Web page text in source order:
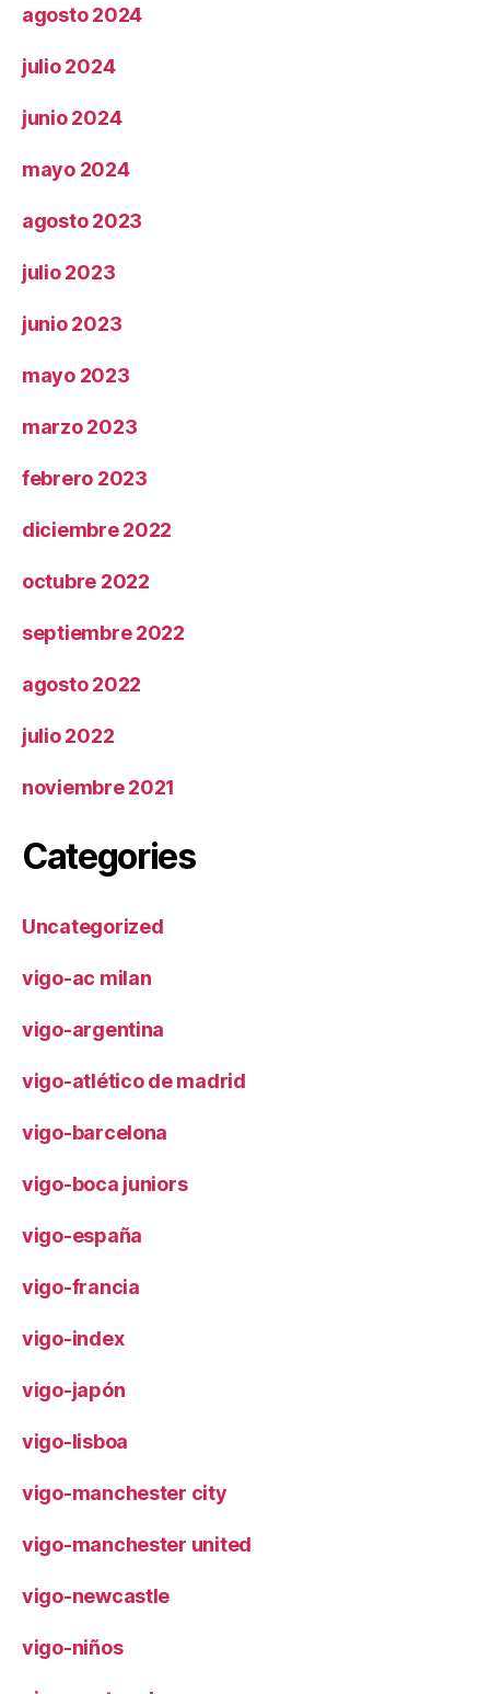
agosto 2024
julio 2024
junio 2024
mayo 2024
agosto 2023
julio 2023
junio 2023
mayo 2023
marzo 2023
febrero 2023
diciembre 2022
octubre 2022
septiembre 2022
agosto 2022
julio 2022
noviembre 2021
Categories
Uncategorized
vigo-ac milan
vigo-argentina
vigo-atlético de madrid
vigo-barcelona
vigo-boca juniors
vigo-españa
vigo-francia
vigo-index
vigo-japón
vigo-lisboa
vigo-manchester city
vigo-manchester united
vigo-newcastle
vigo-niños